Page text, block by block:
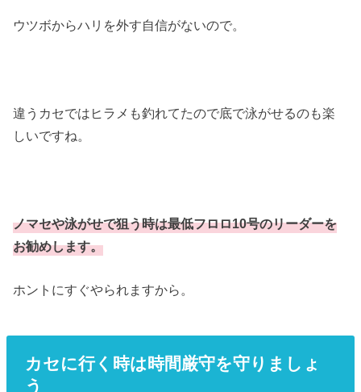
ウツボからハリを外す自信がないので。
違うカセではヒラメも釣れてたので底で泳がせるのも楽
しいですね。
ノマセや泳がせで狙う時は最低フロロ10号のリーダーを
お勧めします。
ホントにすぐやられますから。
カセに行く時は時間厳守を守りましょ
う